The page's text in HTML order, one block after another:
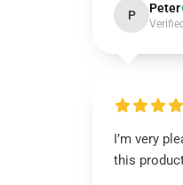
P Peter
I’m very
this